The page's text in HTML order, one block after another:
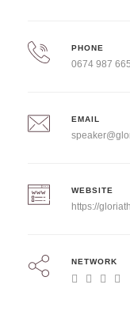
PHONE
0674 987
EMAIL
WEBSITE
https://
NETWORK